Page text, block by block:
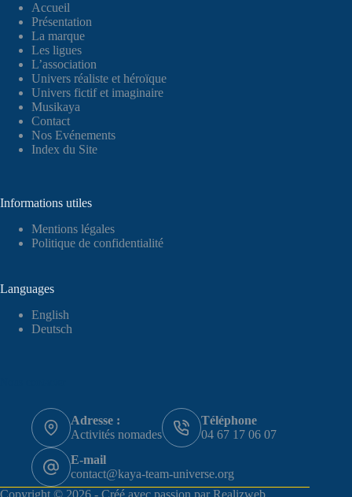
Accueil
Présentation
La marque
Les ligues
L’association
Univers réaliste et héroïque
Univers fictif et imaginaire
Musikaya
Contact
Nos Evénements
Index du Site
Informations utiles
Mentions légales
Politique de confidentialité
Languages
English
Deutsch
Adresse :
Activités nomades
Téléphone
04 67 17 06 07
E-mail
contact@kaya-team-universe.org
Copyright © 2026 - Créé avec passion par Realizweb